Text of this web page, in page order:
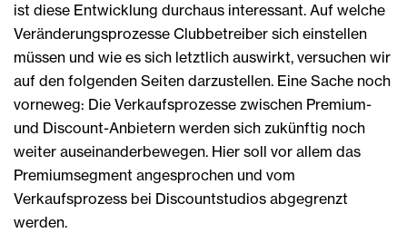
ist diese Entwicklung durchaus interessant. Auf welche
Veränderungsprozesse Clubbetreiber sich einstellen
müssen und wie es sich letztlich auswirkt, versuchen wir
auf den folgenden Seiten darzustellen. Eine Sache noch
vorneweg: Die Verkaufsprozesse zwischen Premium-
und Discount-Anbietern werden sich zukünftig noch
weiter auseinanderbewegen. Hier soll vor allem das
Premiumsegment angesprochen und vom
Verkaufsprozess bei Discountstudios abgegrenzt
werden.